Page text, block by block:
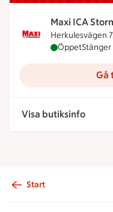
Maxi ICA
Herkulesvägen
Maxi ICA
ÖppetStänger
Gå
Visa butiksinfo
Start